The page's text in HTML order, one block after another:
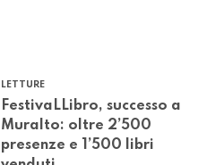
LETTURE
FestivaLLibro, successo a
Muralto: oltre 2’500
presenze e 1’500 libri